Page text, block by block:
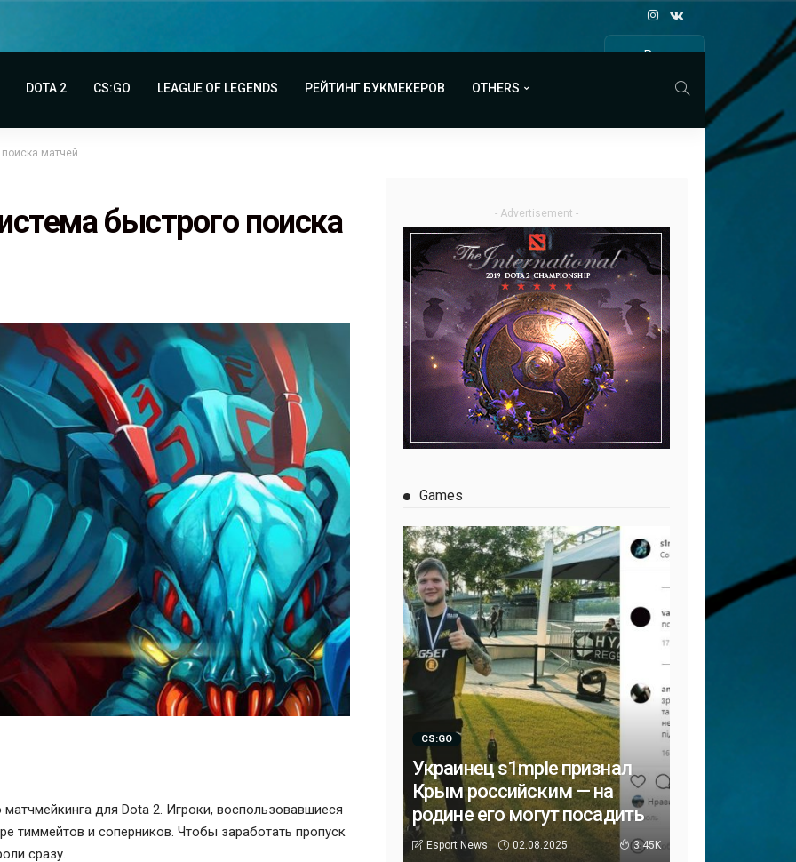
Все
DOTA 2 CS:GO LEAGUE OF LEGENDS РЕЙТИНГ БУКМЕКЕРОВ OTHERS
матчей
быстрого поиска
для Dota 2. Игроки, воспользовавшиеся
тиммейтов и соперников. Чтобы заработать пропуск
сразу.
- Advertisement -
Games
CS:GO
Украинец s1mple признал
Крым российским — на
родине его могут посадить
Esport News 02.08.2025 3.45K